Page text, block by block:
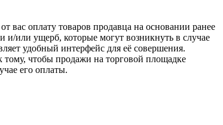
вас оплату товаров продавца на основании ранее
и/или ущерб, которые могут возникнуть в случае
удобный интерфейс для её совершения.
тому, чтобы продажи на торговой площадке
его оплаты.